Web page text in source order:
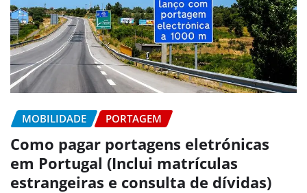
MOBILIDADE PORTAGEM
Como pagar portagens eletrónicas
em Portugal (Inclui matrículas
estrangeiras e consulta de dívidas)